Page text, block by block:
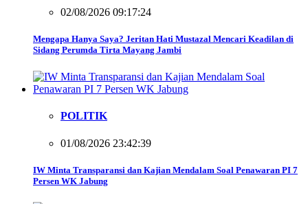
02/08/2026 09:17:24
Mengapa Hanya Saya? Jeritan Hati Mustazal Mencari Keadilan di
Sidang Perumda Tirta Mayang Jambi
POLITIK
01/08/2026 23:42:39
IW Minta Transparansi dan Kajian Mendalam Soal Penawaran PI 7
Persen WK Jabung